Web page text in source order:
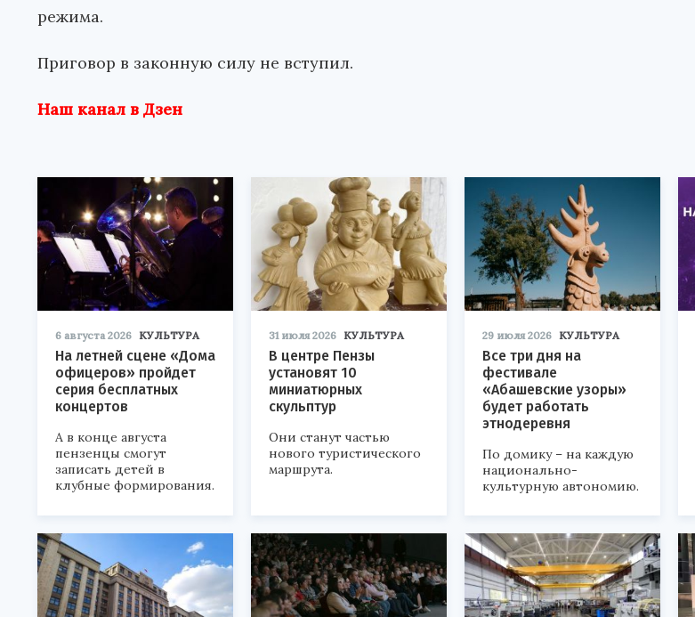
режима.
Приговор в законную силу не вступил.
Наш канал в Дзен
6 августа 2026 КУЛЬТУРА
На летней сцене «Дома
офицеров» пройдет
серия бесплатных
концертов
А в конце августа
пензенцы смогут
записать детей в
клубные формирования.
31 июля 2026 КУЛЬТУРА
В центре Пензы
установят 10
миниатюрных
скульптур
Они станут частью
нового туристического
маршрута.
29 июля 2026 КУЛЬТУРА
Все три дня на
фестивале
«Абашевские узоры»
будет работать
этнодеревня
По домику – на каждую
национально-
культурную автономию.